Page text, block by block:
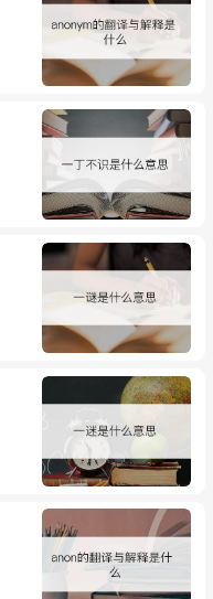
深博，明习文艺，
，时人号为‘一臺二
。《新唐书·韦维
，善裁剖，时员外
’。”(3)指 宋 艾淑
，俱得名，时称六
己 《四库全书总目·
克己 段成己 诗集
章擅名， 金 尚书
合编诗集，即以是
。
一百韵》：“二妙驰